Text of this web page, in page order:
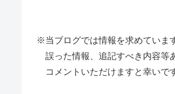
※当ブログでは情報を求めていま
誤った情報、追記すべき内容等
コメントいただけますと幸いで